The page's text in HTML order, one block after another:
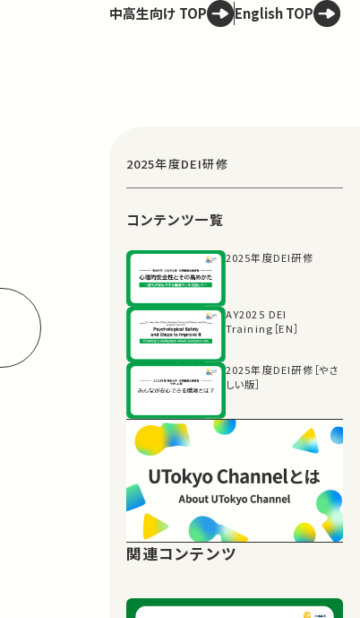
中高生向け TOP English TOP
2025年度DEI研修
コンテンツ一覧
2025年度DEI研修
AY2025 DEI
Training［EN］
2025年度DEI研修［やさ
しい版］
関連コンテンツ